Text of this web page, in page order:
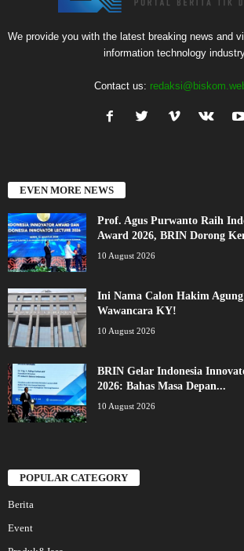
We provide you with the latest breaking news and
information technology
Contact us:
EVEN MORE NEWS
Prof. Agus Purwanto Raih
Award 2026, BRIN Dorong
10 August 2026
Ini Nama Calon Hakim Agung
Wawancara KY!
10 August 2026
BRIN Gelar Indonesia
2026: Bahas Masa Depan...
10 August 2026
POPULAR CATEGORY
Berita
Event